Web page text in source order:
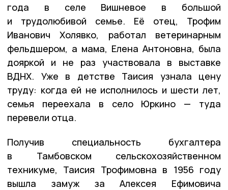
года в селе Вишневое в большой
и трудолюбивой семье. Её отец, Трофим
Иванович Холявко, работал ветеринарным
фельдшером, а мама, Елена Антоновна, была
дояркой и не раз участвовала в выставке
ВДНХ. Уже в детстве Таисия узнала цену
труду: когда ей не исполнилось и шести лет,
семья переехала в село Юркино — туда
перевели отца.
Получив специальность бухгалтера
в Тамбовском сельскохозяйственном
техникуме, Таисия Трофимовна в 1956 году
вышла замуж за Алексея Ефимовича